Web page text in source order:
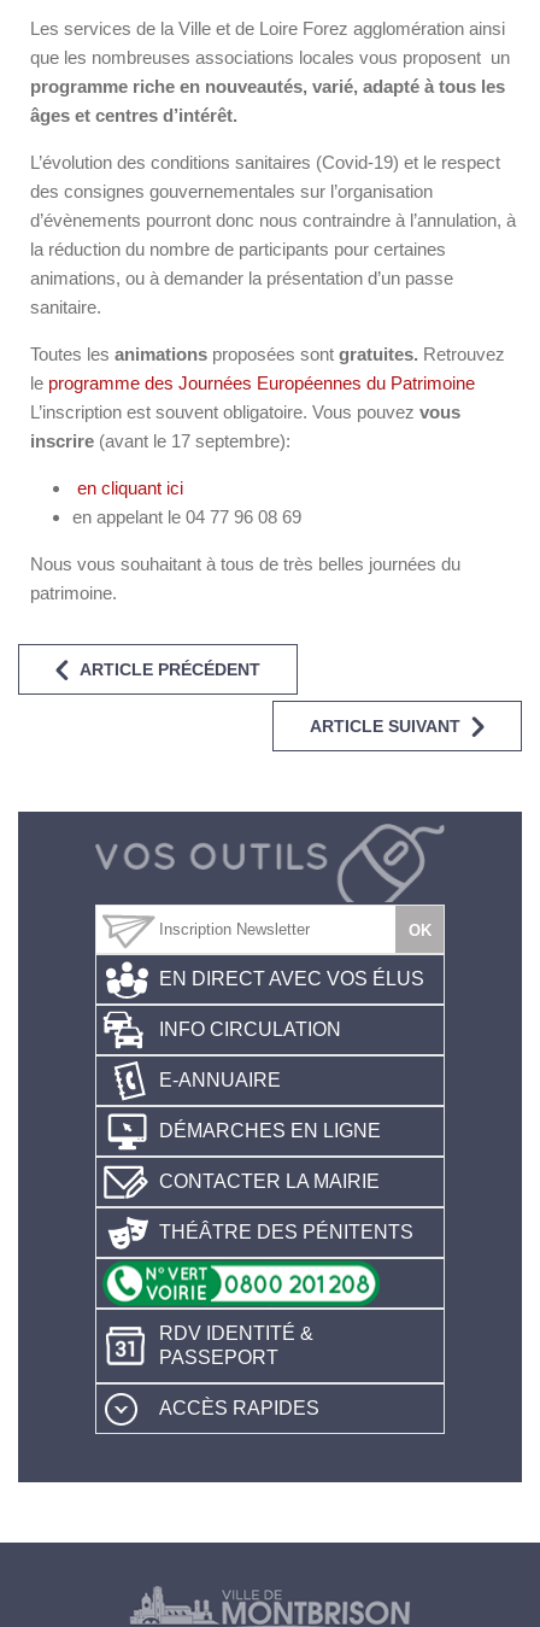
Les services de la Ville et de Loire Forez agglomération ainsi
que les nombreuses associations locales vous proposent un
programme riche en nouveautés, varié, adapté à tous les
âges et centres d’intérêt.
L’évolution des conditions sanitaires (Covid-19) et le respect
des consignes gouvernementales sur l’organisation
d’évènements pourront donc nous contraindre à l’annulation, à
la réduction du nombre de participants pour certaines
animations, ou à demander la présentation d’un passe
sanitaire.
Toutes les animations proposées sont gratuites. Retrouvez
le programme des Journées Européennes du Patrimoine
L’inscription est souvent obligatoire. Vous pouvez vous
inscrire (avant le 17 septembre):
en cliquant ici
en appelant le 04 77 96 08 69
Nous vous souhaitant à tous de très belles journées du
patrimoine.
ARTICLE PRÉCÉDENT
ARTICLE SUIVANT
EN DIRECT AVEC VOS ÉLUS
INFO CIRCULATION
E-ANNUAIRE
DÉMARCHES EN LIGNE
CONTACTER LA MAIRIE
THÉÂTRE DES PÉNITENTS
RDV IDENTITÉ &
PASSEPORT
ACCÈS RAPIDES